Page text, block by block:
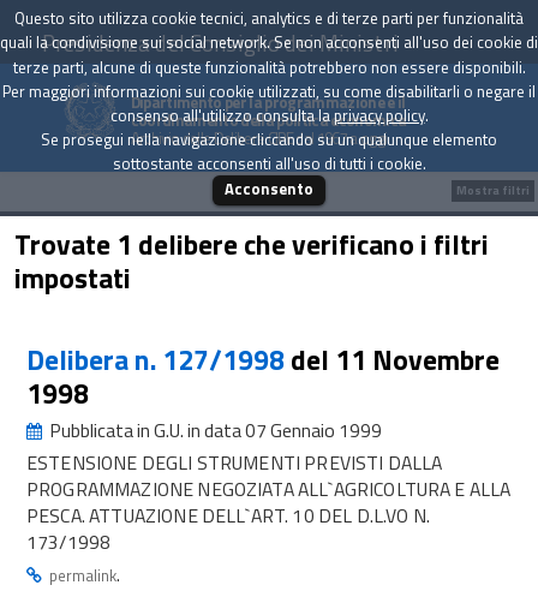
Presidenza del Consiglio dei Ministri
Dipartimento per la programmazione e il
coordinamento della politica economica
Archivio delle Delibere CIPE dal 1967 a oggi
Trovate 1 delibere che verificano i filtri
impostati
Delibera n. 127/1998del 11 Novembre
1998
Pubblicata in G.U. in data 07 Gennaio 1999
ESTENSIONE DEGLI STRUMENTI PREVISTI DALLA
PROGRAMMAZIONE NEGOZIATA ALL`AGRICOLTURA E ALLA
PESCA. ATTUAZIONE DELL`ART. 10 DEL D.L.VO N.
173/1998
permalink.
Mostra filtri
Questo sito utilizza cookie tecnici, analytics e di terze parti per funzionalità
quali la condivisione sui social network. Se non acconsenti all'uso dei cookie di
terze parti, alcune di queste funzionalità potrebbero non essere disponibili.
Per maggiori informazioni sui cookie utilizzati, su come disabilitarli o negare il
consenso all'utilizzo consulta laprivacy policy.
Se prosegui nella navigazione cliccando su un qualunque elemento
sottostante acconsenti all'uso di tutti i cookie.
Acconsento